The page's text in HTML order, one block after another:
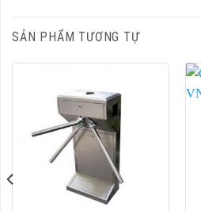
SẢN PHẨM TƯƠNG TỰ